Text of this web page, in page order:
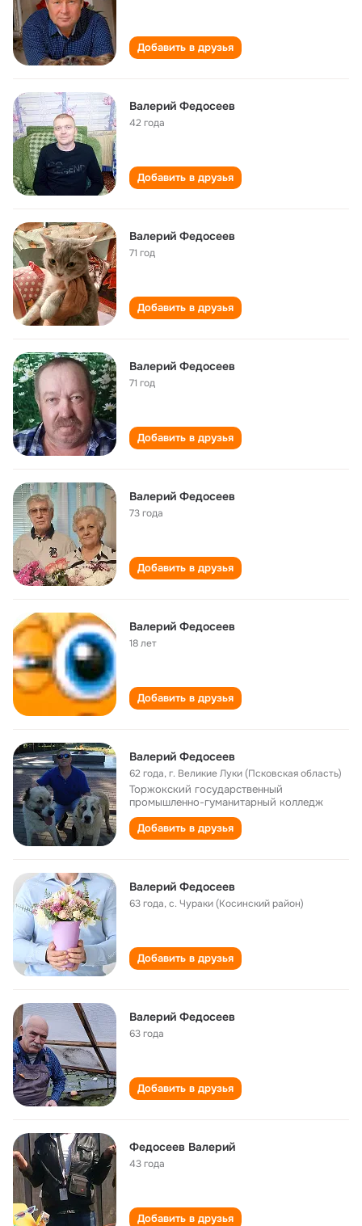
Добавить в друзья
Валерий Федосеев
42 года
Добавить в друзья
Валерий Федосеев
71 год
Добавить в друзья
Валерий Федосеев
71 год
Добавить в друзья
Валерий Федосеев
73 года
Добавить в друзья
Валерий Федосеев
18 лет
Добавить в друзья
Валерий Федосеев
62 года,г. Великие Луки (Псковская область)
Торжокский государственный
промышленно-гуманитарный колледж
Добавить в друзья
Валерий Федосеев
63 года,с. Чураки (Косинский район)
Добавить в друзья
Валерий Федосеев
63 года
Добавить в друзья
Федосеев Валерий
43 года
Добавить в друзья